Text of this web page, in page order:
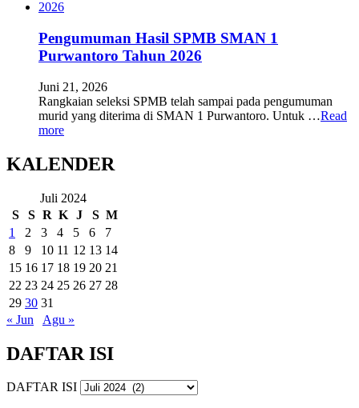
Pengumuman Hasil SPMB SMAN 1
Purwantoro Tahun 2026
Juni 21, 2026
Rangkaian seleksi SPMB telah sampai pada pengumuman
murid yang diterima di SMAN 1 Purwantoro. Untuk …Read
more
KALENDER
Juli 2024
S
S R K J S M
1
2 3 4 5 6
7
8
9 10 11 12 13 14
15 16 17 18 19 20 21
22 23 24 25 26 27 28
29 30 31
« Jun
Agu »
DAFTAR ISI
DAFTAR ISI